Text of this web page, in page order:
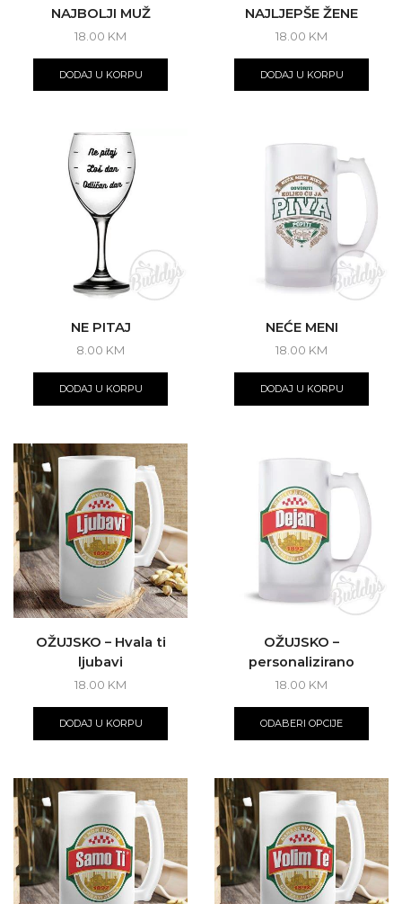
NAJBOLJI MUŽ
18.00 KM
DODAJ U KORPU
NAJLJEPŠE ŽENE
18.00 KM
DODAJ U KORPU
NE PITAJ
8.00 KM
DODAJ U KORPU
NEĆE MENI
18.00 KM
DODAJ U KORPU
OŽUJSKO – Hvala ti
ljubavi
18.00 KM
DODAJ U KORPU
OŽUJSKO –
personalizirano
18.00 KM
ODABERI OPCIJE